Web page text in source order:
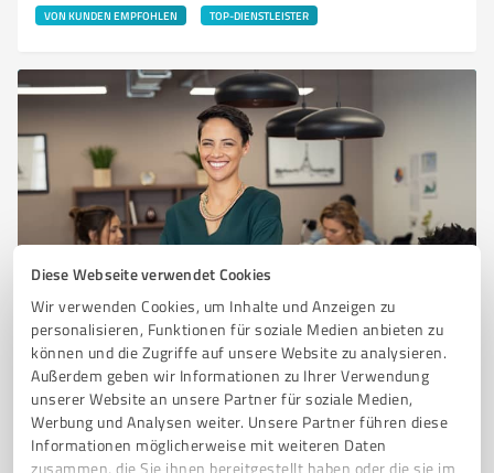
Diese Webseite verwendet Cookies
Wir verwenden Cookies, um Inhalte und Anzeigen zu
personalisieren, Funktionen für soziale Medien anbieten zu
können und die Zugriffe auf unsere Website zu analysieren.
Außerdem geben wir Informationen zu Ihrer Verwendung
unserer Website an unsere Partner für soziale Medien,
Werbung und Analysen weiter. Unsere Partner führen diese
Informationen möglicherweise mit weiteren Daten
zusammen, die Sie ihnen bereitgestellt haben oder die sie im
VON KUNDEN EMPFOHLEN TOP-DIENSTLEISTER
Sie möchten auch hier gelistet werden?
Registrieren Sie sich jetzt und werden Sie ein von
Kunden empfohlener ProvenExpert!
1